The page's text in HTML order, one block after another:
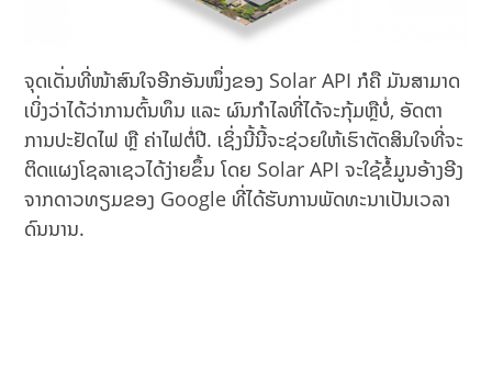
ຈຸດເດັ່ນທີ່ໜ້າສົນໃຈອີກອັນໜຶ່ງຂອງ Solar API ກໍຄື ມັນສາມາດ
ເບິ່ງວ່າໄດ້ວ່າການຕົ້ນທຶນ ແລະ ຜົນກໍາໄລທີ່ໄດ້ຈະກຸ້ມຫຼືບໍ່, ອັດຕາ
ການປະຢັດໄຟ ຫຼື ຄ່າໄຟຕໍ່ປີ. ເຊິ່ງນີ້ນີ້ຈະຊ່ວຍໃຫ້ເຮົາຕັດສິນໃຈທີ່ຈະ
ຕິດແຜງໂຊລາເຊວໄດ້ງ່າຍຂຶ້ນ ໂດຍ Solar API ຈະໃຊ້ຂໍ້ມູນອ້າງອີງ
ຈາກດາວທຽມຂອງ Google ທີ່ໄດ້ຮັບການພັດທະນາເປັນເວລາ
ດົນນານ.